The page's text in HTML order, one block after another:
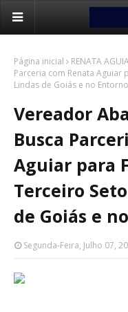
Página inicial RENATA
Parceria com Renata Aguiar
Lindas de Goiás e no Entorno
Vereador
Busca
Aguiar para
Terceiro
de Goiás e
Segunda-Feira, Julho 07,